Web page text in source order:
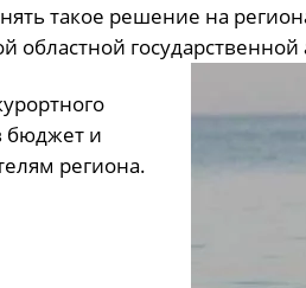
такое решение на
областной
бюджет и
региона.